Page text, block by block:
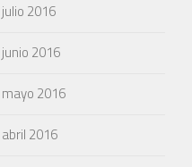
julio 2016
junio 2016
mayo 2016
abril 2016